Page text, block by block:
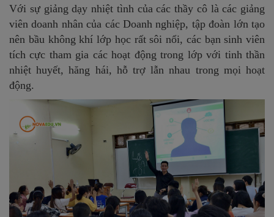
Với sự giảng dạy nhiệt tình của các thầy cô là các giảng
viên doanh nhân của các Doanh nghiệp, tập đoàn lớn tạo
nên bầu không khí lớp học rất sôi nổi, các bạn sinh viên
tích cực tham gia các hoạt động trong lớp với tinh thần
nhiệt huyết, hăng hái, hỗ trợ lẫn nhau trong mọi hoạt
động.